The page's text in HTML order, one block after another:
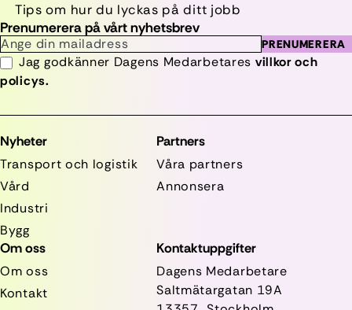
Tips om hur du lyckas på ditt jobb
Prenumerera på vårt nyhetsbrev
PRENUMERERA
Jag godkänner Dagens Medarbetares villkor och
policys.
Nyheter
Transport och logistik
Vård
Industri
Bygg
Partners
Våra partners
Annonsera
Om oss
Om oss
Kontakt
Kontaktuppgifter
Dagens Medarbetare
Saltmätargatan 19A